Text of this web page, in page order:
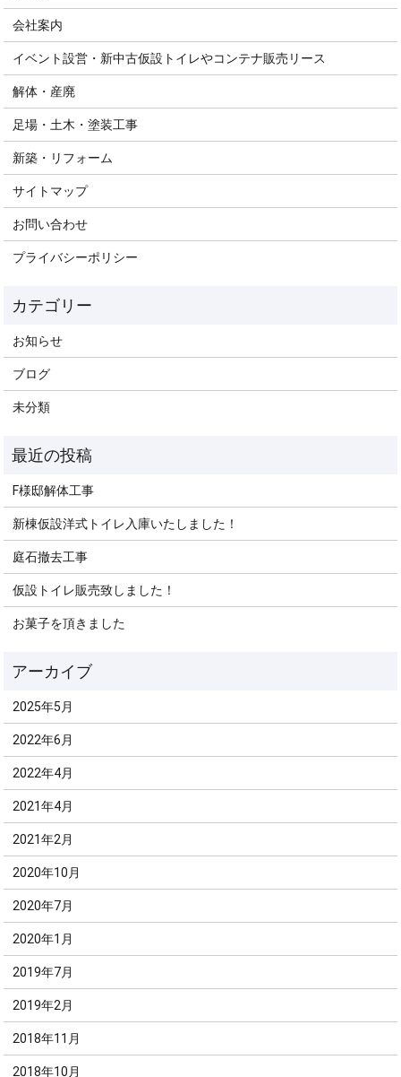
会社案内
イベント設営・新中古仮設トイレやコンテナ販売リース
解体・産廃
足場・土木・塗装工事
新築・リフォーム
サイトマップ
お問い合わせ
プライバシーポリシー
お知らせ
ブログ
未分類
F様邸解体工事
新棟仮設洋式トイレ入庫いたしました！
庭石撤去工事
仮設トイレ販売致しました！
お菓子を頂きました
2025年5月
2022年6月
2022年4月
2021年4月
2021年2月
2020年10月
2020年7月
2020年1月
2019年7月
2019年2月
2018年11月
2018年10月